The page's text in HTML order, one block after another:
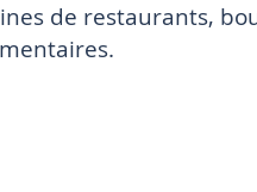
de restaurants,